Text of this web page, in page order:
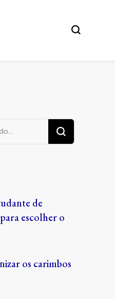
de
escolher o
os carimbos